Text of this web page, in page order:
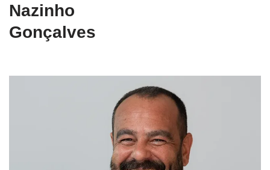
Nazinho
Gonçalves